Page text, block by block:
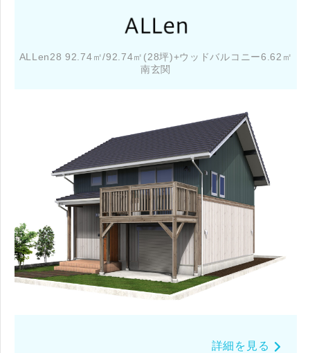
ALLen28 92.74㎡/92.74㎡(28坪)+ウッドバルコニー6.62㎡
南玄関
詳細を見る